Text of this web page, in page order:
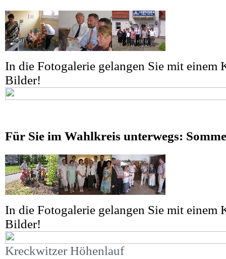
In die Fotogalerie gelangen Sie mit einem
Bilder!
Für Sie im Wahlkreis unterwegs:
In die Fotogalerie gelangen Sie mit einem
Bilder!
Kreckwitzer Höhenlauf